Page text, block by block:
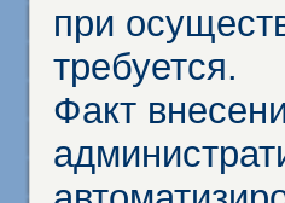
при
требуется.
Факт